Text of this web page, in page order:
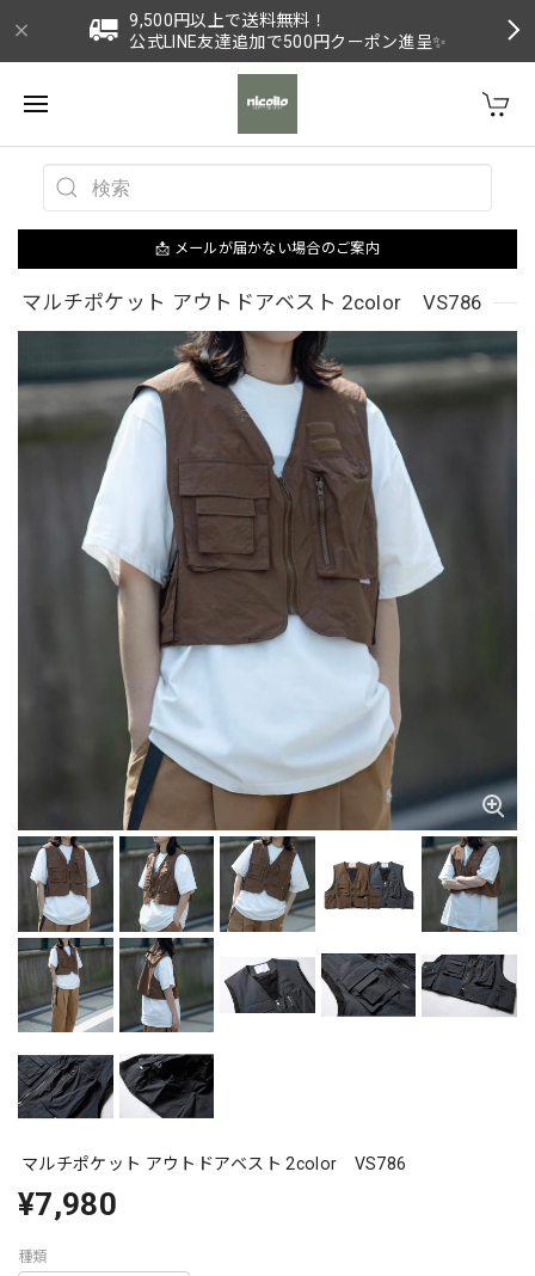
9,500円以上で送料無料！
公式LINE友達追加で500円クーポン進呈✨
📩 メールが届かない場合のご案内
マルチポケット アウトドアベスト 2color VS786
マルチポケット アウトドアベスト 2color VS786
¥7,980
種類